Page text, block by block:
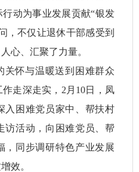
动为事业发展贡献“银发
，不仅让退休干部感受到
心、汇聚了力量。
关怀与温暖送到困难群众
走深走实，2月10日，凤
入困难党员家中、帮扶村
访活动，向困难党员、帮
，同步调研特色产业发展
效。